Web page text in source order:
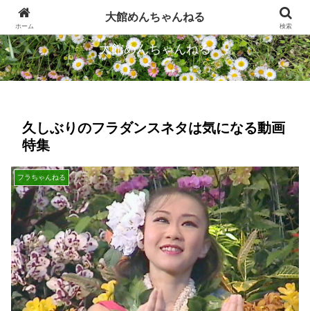
忠犬ハチ公のふるさとから発信します
大館めんちゃんねる
久しぶりのフラダンスネタは気になる動画
特集
フラちゃんねる
ホーム
大館めんちゃんねる
検索